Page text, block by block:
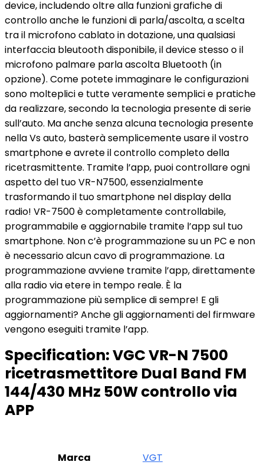
device, includendo oltre alla funzioni grafiche di
controllo anche le funzioni di parla/ascolta, a scelta
tra il microfono cablato in dotazione, una qualsiasi
interfaccia bleutooth disponibile, il device stesso o il
microfono palmare parla ascolta Bluetooth (in
opzione). Come potete immaginare le configurazioni
sono molteplici e tutte veramente semplici e pratiche
da realizzare, secondo la tecnologia presente di serie
sull’auto. Ma anche senza alcuna tecnologia presente
nella Vs auto, basterà semplicemente usare il vostro
smartphone e avrete il controllo completo della
ricetrasmittente. Tramite l’app, puoi controllare ogni
aspetto del tuo VR-N7500, essenzialmente
trasformando il tuo smartphone nel display della
radio! VR-7500 è completamente controllabile,
programmabile e aggiornabile tramite l’app sul tuo
smartphone. Non c’è programmazione su un PC e non
è necessario alcun cavo di programmazione. La
programmazione avviene tramite l’app, direttamente
alla radio via etere in tempo reale. È la
programmazione più semplice di sempre! E gli
aggiornamenti? Anche gli aggiornamenti del firmware
vengono eseguiti tramite l’app.
Specification:VGC VR-N 7500
ricetrasmettitore Dual Band FM
144/430 MHz 50W controllo via
APP
Marca ‎VGT